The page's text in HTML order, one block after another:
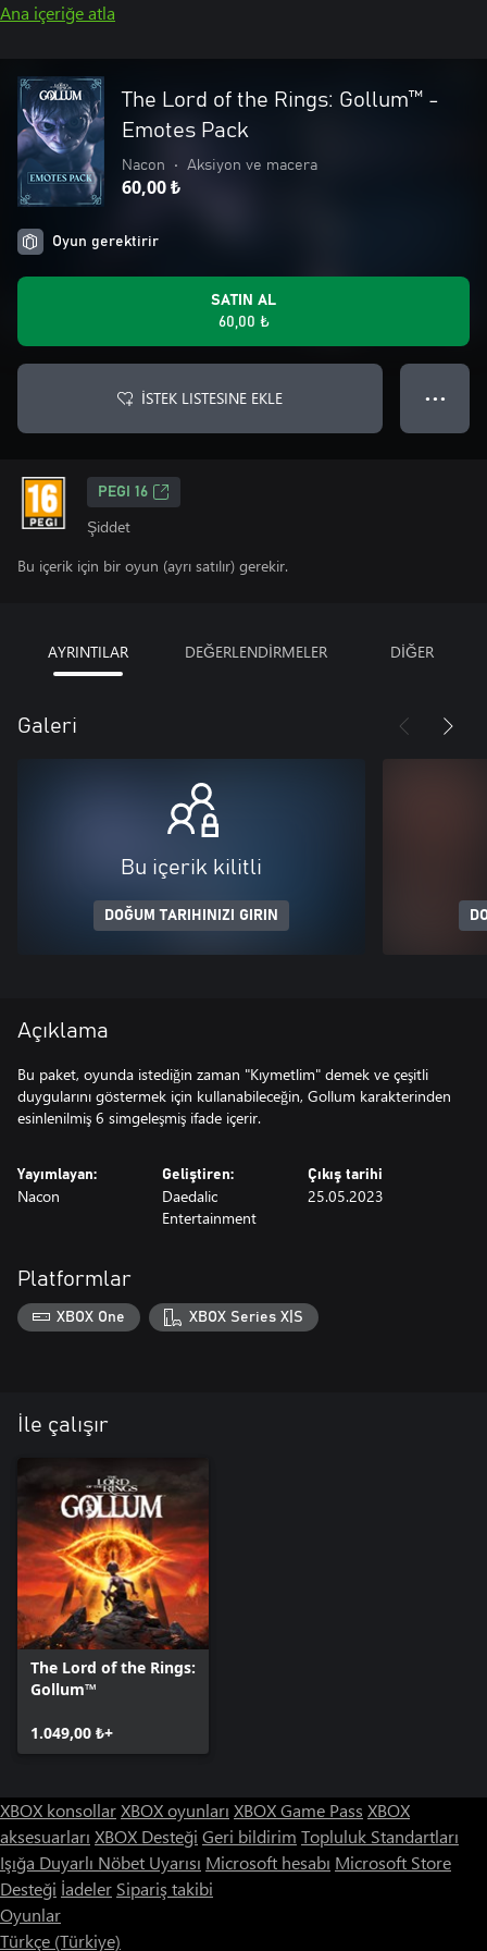
Ana içeriğe atla
The Lord of the Rings: Gollum™ -
Emotes Pack
Nacon • Aksiyon ve macera
60,00 ₺
Oyun gerektirir
SATIN AL
60,00 ₺
İSTEK LISTESINE EKLE ● ● ●
PEGI 16
Şiddet
Bu içerik için bir oyun (ayrı satılır) gerekir.
AYRINTILAR DEĞERLENDİRMELER DİĞER
Galeri
Bu içerik kilitli
DOĞUM TARIHINIZI GIRIN
Açıklama
Bu paket, oyunda istediğin zaman "Kıymetlim" demek ve çeşitli
duygularını göstermek için kullanabileceğin, Gollum karakterinden
esinlenilmiş 6 simgeleşmiş ifade içerir.
Yayımlayan:
Nacon
Geliştiren:
Daedalic
Entertainment
Çıkış tarihi
25.05.2023
Platformlar
XBOX One XBOX Series X|S
İle çalışır
The Lord of the Rings:
Gollum™
1.049,00 ₺+
XBOX konsollarXBOX oyunları XBOX Game Pass XBOX
aksesuarları XBOX Desteği Geri bildirim Topluluk Standartları
Işığa Duyarlı Nöbet Uyarısı Microsoft hesabı Microsoft Store
Desteği İadeler Sipariş takibi
Oyunlar
Türkçe (Türkiye)